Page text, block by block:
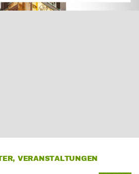
VERANSTALTUNGEN